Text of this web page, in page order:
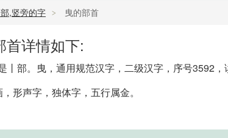
部,竖旁的字 曳的部首
首详情如下:
丨部。曳，通用规范汉字，二级汉字，序号3592，
形声字，独体字，五行属金。